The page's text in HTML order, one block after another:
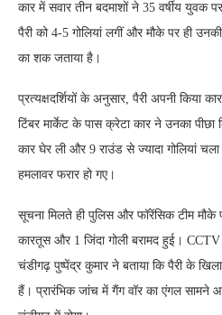
कार में सवार तीन बदमाशों ने 35 वर्षीय युवक
पैरी को 4-5 गोलियां लगीं और मौके पर ही
का शक जताया है।
प्रत्यक्षदर्शियों के अनुसार, पैरी अपनी किया
टिंबर मार्केट के पास क्रेटा कार ने उनका
कार घेर ली और 9 राउंड से ज्यादा गोलियां
हमलावर फरार हो गए।
सूचना मिलते ही पुलिस और फॉरेंसिक टीम
कारतूस और 1 जिंदा गोली बरामद हुई।
चंडीगढ़ पुष्पेंद्र कुमार ने बताया कि पैरी के
हैं। प्रारंभिक जांच में गैंग वॉर का एंगल सामने